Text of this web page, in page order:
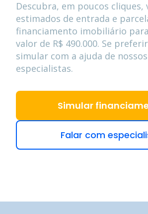
Descubra, em poucos cliques,
estimados de entrada e
financiamento imobiliário
valor de R$ 490.000. Se
simular com a ajuda de nossos
especialistas.
Simular
Falar com